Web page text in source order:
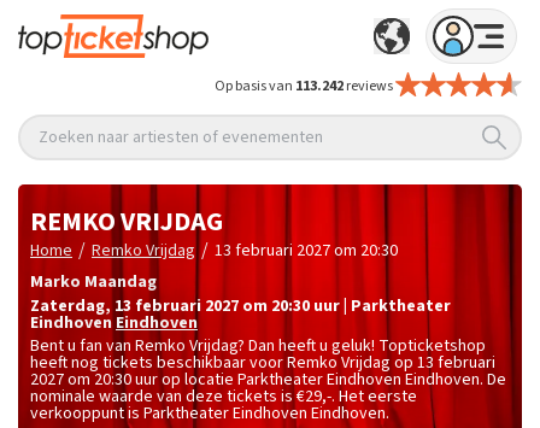
Op basis van 113.242reviews
Zoeken naar artiesten of evenementen
REMKO VRIJDAG
Home / Remko Vrijdag / 13 februari 2027 om 20:30
Marko Maandag
zaterdag, 13 februari 2027 om 20:30 uur Parktheater
EindhovenEindhoven
Bent u fan van Remko Vrijdag? Dan heeft u geluk! Topticketshop
heeft nog tickets beschikbaar voor Remko Vrijdag op 13 februari
2027 om 20:30 uur op locatie Parktheater Eindhoven Eindhoven. De
nominale waarde van deze tickets is €29,-. Het eerste
verkooppunt is Parktheater Eindhoven Eindhoven.